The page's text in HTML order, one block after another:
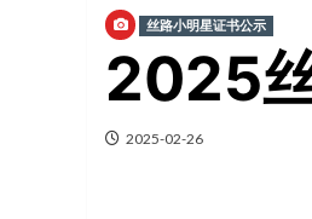
丝路小明星证书公示
2025
2025-02-26